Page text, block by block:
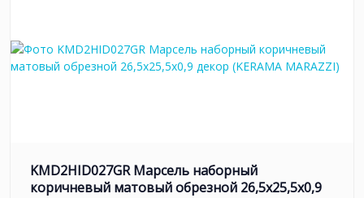
KMD2HID027GR Марсель наборный
коричневый матовый обрезной 26,5x25,5x0,9